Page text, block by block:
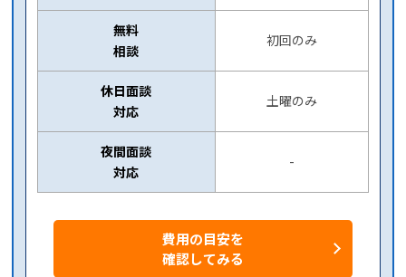
無料
相談
初回のみ
休日面談
対応
土曜のみ
夜間面談
対応
-
費用の目安を
確認してみる